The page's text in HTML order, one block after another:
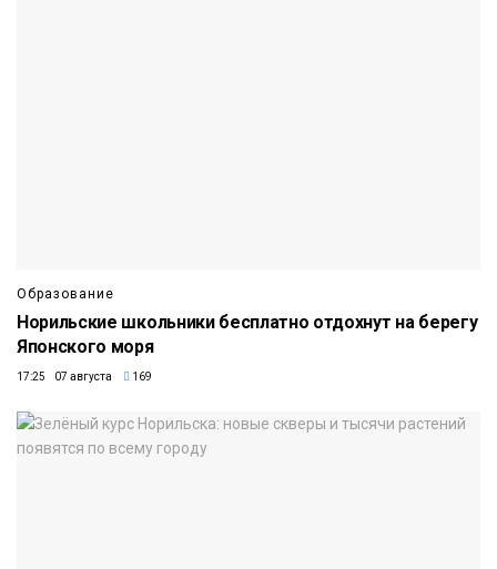
Образование
Норильские школьники бесплатно отдохнут на берегу
Японского моря
17:25 07 августа 169